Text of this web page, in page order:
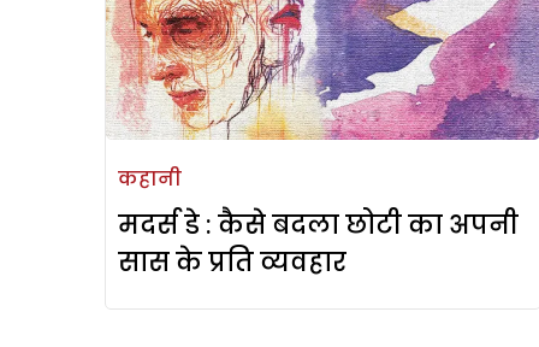
कहानी
मदर्स डे : कैसे बदला छोटी का अपनी
सास के प्रति व्यवहार